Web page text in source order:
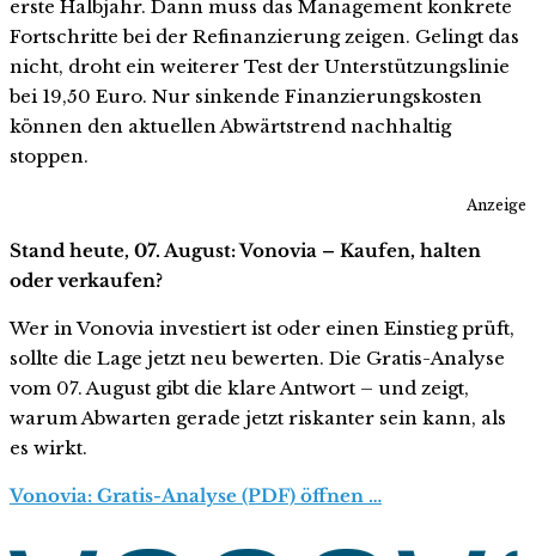
erste Halbjahr. Dann muss das Management konkrete
Fortschritte bei der Refinanzierung zeigen. Gelingt das
nicht, droht ein weiterer Test der Unterstützungslinie
bei 19,50 Euro. Nur sinkende Finanzierungskosten
können den aktuellen Abwärtstrend nachhaltig
stoppen.
Anzeige
Stand heute, 07. August: Vonovia – Kaufen, halten
oder verkaufen?
Wer in Vonovia investiert ist oder einen Einstieg prüft,
sollte die Lage jetzt neu bewerten. Die Gratis-Analyse
vom 07. August gibt die klare Antwort – und zeigt,
warum Abwarten gerade jetzt riskanter sein kann, als
es wirkt.
Vonovia: Gratis-Analyse (PDF) öffnen …